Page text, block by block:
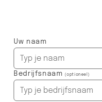
Uw naam
Bedrijfsnaam(optioneel)